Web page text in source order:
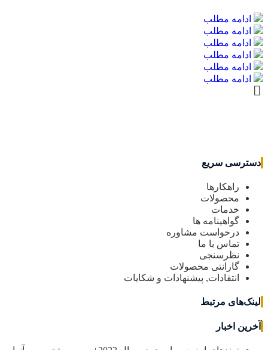
ادامه مطلب
ادامه مطلب
ادامه مطلب
ادامه مطلب
ادامه مطلب
ادامه مطلب
دسترسی سریع
راهکارها
محصولات
خدمات
گواهینامه ها
درخواست مشاوره
تماس با ما
نظرسنجی
گارانتی محصولات
انتقادات, پیشنهادات و شکایات
لینک‌های مرتبط
آخرین اخبار